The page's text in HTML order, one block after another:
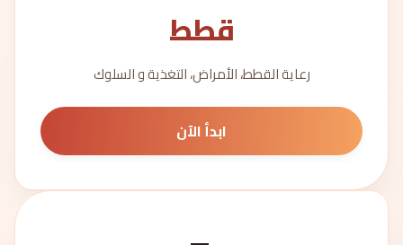
قطط
رعاية القطط، الأمراض، التغذية و السلوك
ابدأ الآن